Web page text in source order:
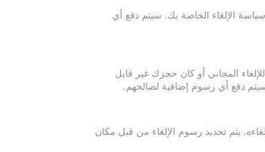
الإلغاء الخاصة بك. سيتم دفع أي
المجاني أو كان حجزك غير قابل
دفع أي رسوم إضافية لصالحهم.
يتم تحديد رسوم الإلغاء من قبل مكان